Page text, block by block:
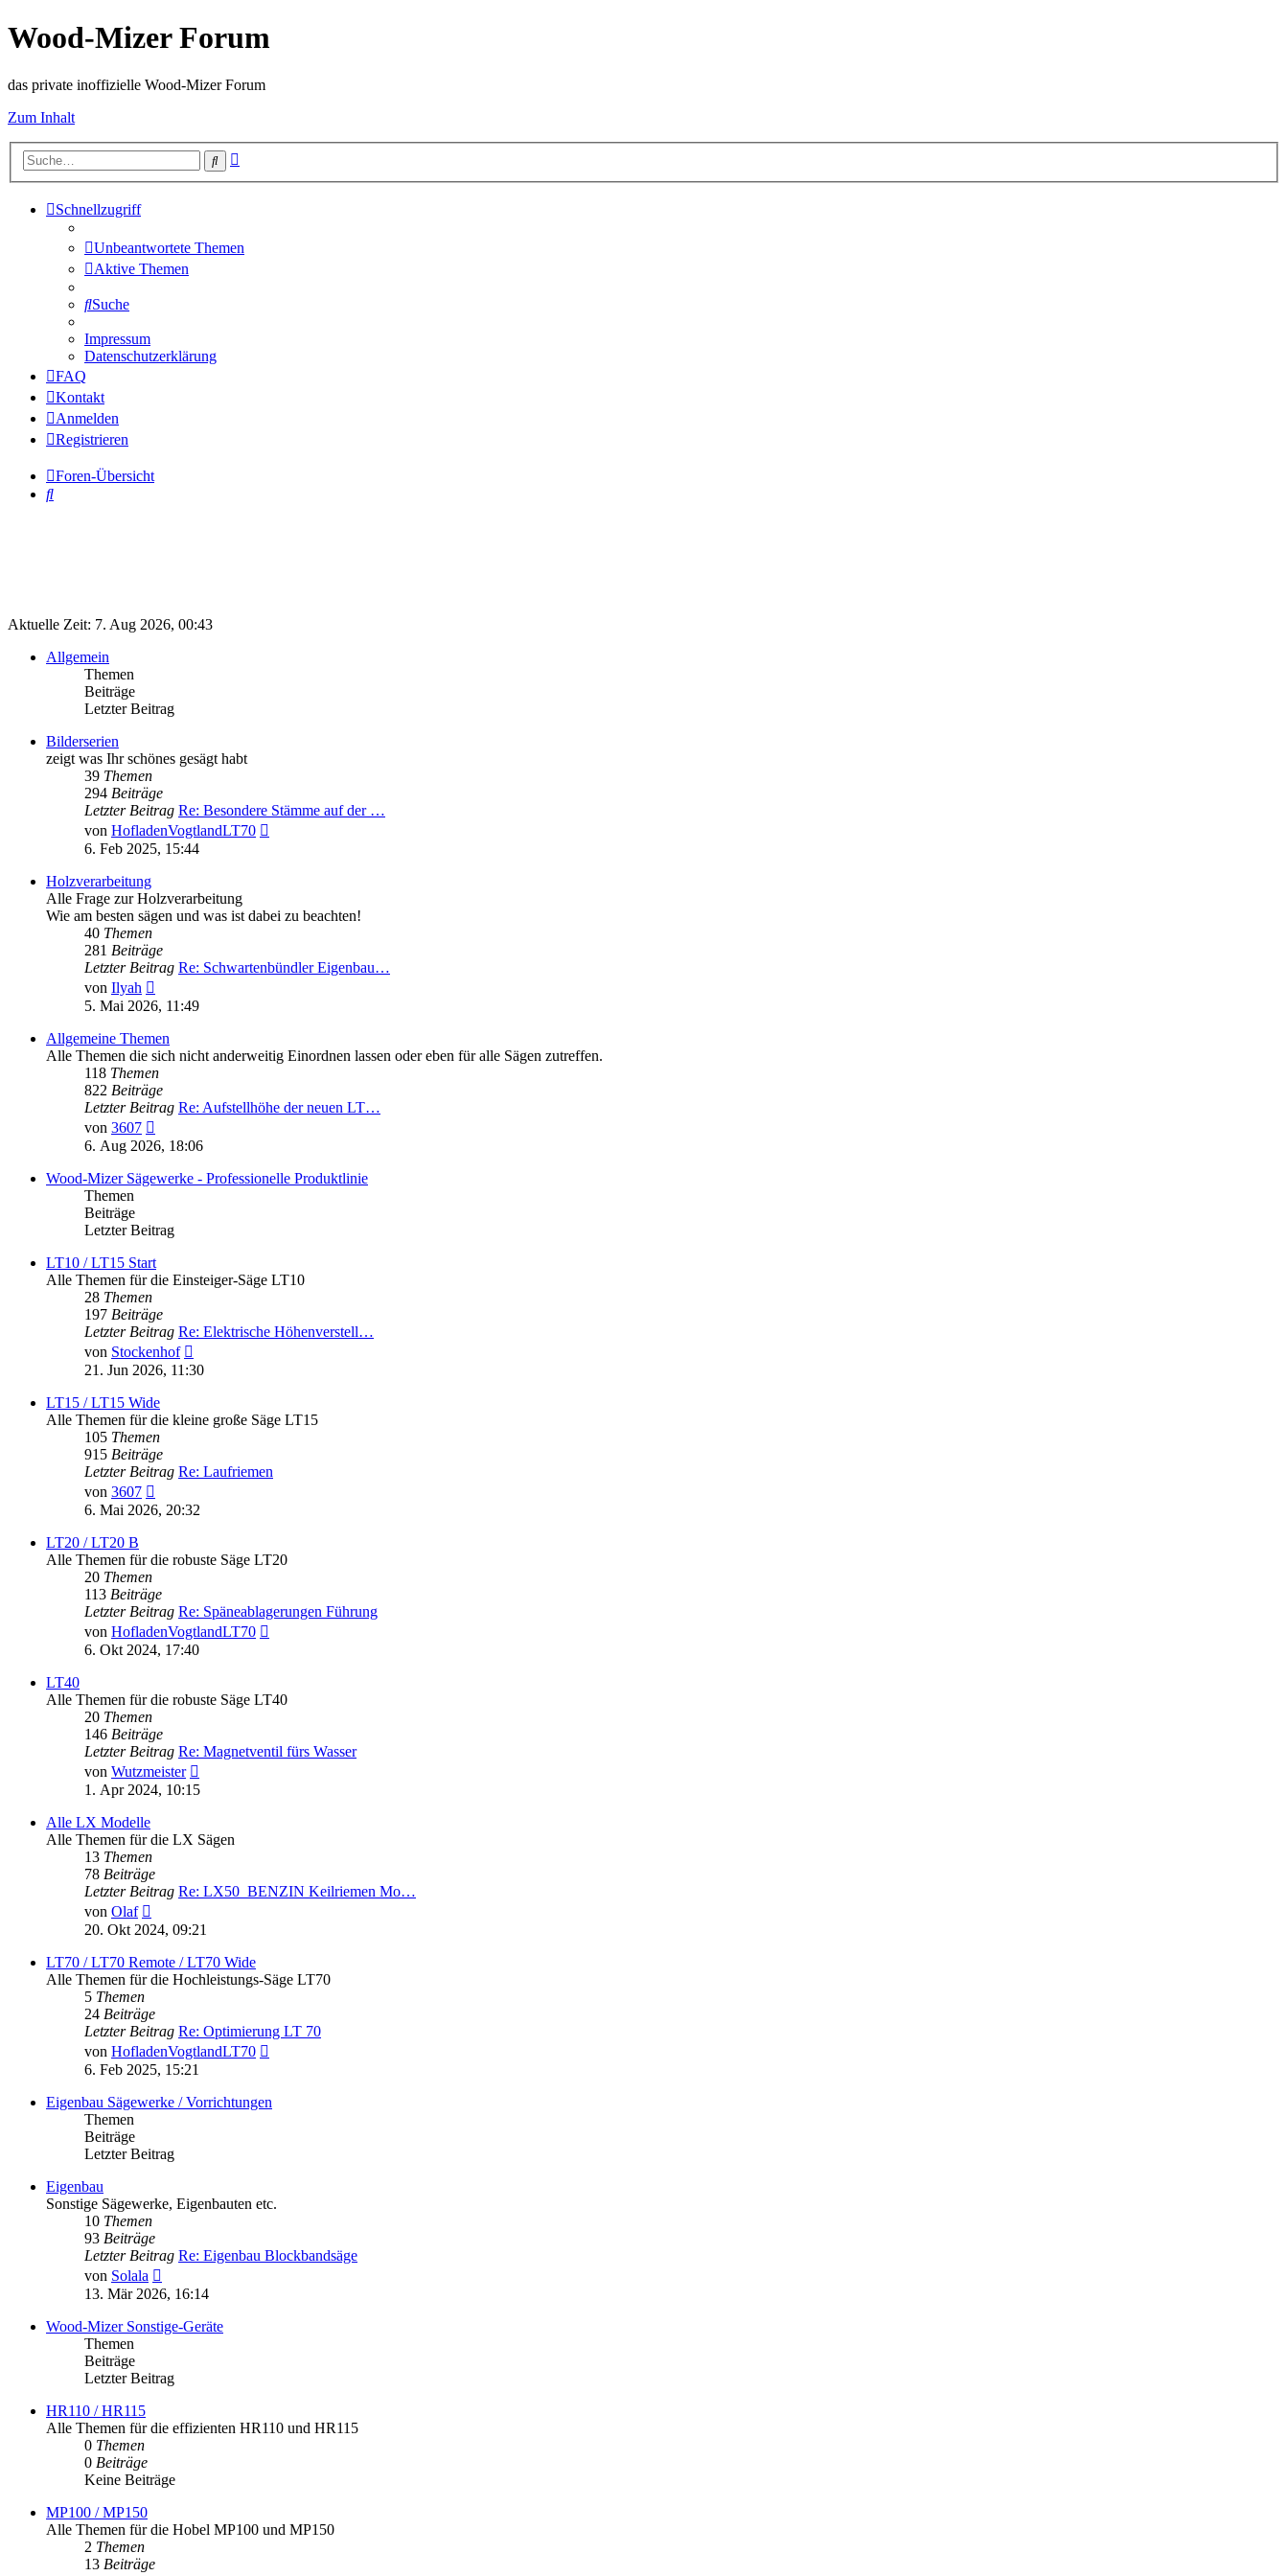
Wood-Mizer Forum
das private inoffizielle Wood-Mizer Forum
Zum Inhalt
Suche
Schnellzugriff
Unbeantwortete Themen
Aktive Themen
Suche
Impressum
Datenschutzerklärung
FAQ
Kontakt
Anmelden
Registrieren
Foren-Übersicht
Suche
Aktuelle Zeit: 7. Aug 2026, 00:43
Allgemein
Themen
Beiträge
Letzter Beitrag
Bilderserien
zeigt was Ihr schönes gesägt habt
39 Themen
294 Beiträge
Letzter Beitrag Re: Besondere Stämme auf der …
von HofladenVogtlandLT70
6. Feb 2025, 15:44
Holzverarbeitung
Alle Frage zur Holzverarbeitung
Wie am besten sägen und was ist dabei zu beachten!
40 Themen
281 Beiträge
Letzter Beitrag Re: Schwartenbündler Eigenbau…
von Ilyah
Beitrag
5. Mai 2026, 11:49
Allgemeine Themen
Alle Themen die sich nicht anderweitig Einordnen lassen oder eben für alle Sägen zutreffen.
118 Themen
822 Beiträge
Letzter Beitrag Re: Aufstellhöhe der neuen LT…
von 3607
Beitrag
6. Aug 2026, 18:06
Wood-Mizer Sägewerke - Professionelle Produktlinie
Themen
Beiträge
Letzter Beitrag
LT10 / LT15 Start
Alle Themen für die Einsteiger-Säge LT10
28 Themen
197 Beiträge
Letzter Beitrag Re: Elektrische Höhenverstell…
von Stockenhof
Beitrag
21. Jun 2026, 11:30
LT15 / LT15 Wide
Alle Themen für die kleine große Säge LT15
105 Themen
915 Beiträge
Letzter Beitrag Re: Laufriemen
von 3607
Beitrag
6. Mai 2026, 20:32
LT20 / LT20 B
Alle Themen für die robuste Säge LT20
20 Themen
113 Beiträge
Letzter Beitrag Re: Späneablagerungen Führung
von HofladenVogtlandLT70
6. Okt 2024, 17:40
LT40
Alle Themen für die robuste Säge LT40
20 Themen
146 Beiträge
Letzter Beitrag Re: Magnetventil fürs Wasser
von Wutzmeister
Beitrag
1. Apr 2024, 10:15
Alle LX Modelle
Alle Themen für die LX Sägen
13 Themen
78 Beiträge
Letzter Beitrag Re: LX50_BENZIN Keilriemen Mo…
von Olaf
Beitrag
20. Okt 2024, 09:21
LT70 / LT70 Remote / LT70 Wide
Alle Themen für die Hochleistungs-Säge LT70
5 Themen
24 Beiträge
Letzter Beitrag Re: Optimierung LT 70
von HofladenVogtlandLT70
6. Feb 2025, 15:21
Eigenbau Sägewerke / Vorrichtungen
Themen
Beiträge
Letzter Beitrag
Eigenbau
Sonstige Sägewerke, Eigenbauten etc.
10 Themen
93 Beiträge
Letzter Beitrag Re: Eigenbau Blockbandsäge
von Solala
Beitrag
13. Mär 2026, 16:14
Wood-Mizer Sonstige-Geräte
Themen
Beiträge
Letzter Beitrag
HR110 / HR115
Alle Themen für die effizienten HR110 und HR115
0 Themen
0 Beiträge
Keine Beiträge
MP100 / MP150
Alle Themen für die Hobel MP100 und MP150
2 Themen
13 Beiträge